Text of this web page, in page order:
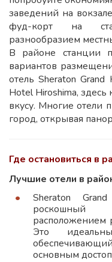
заведений на
фуд-корт на
разнообразием
В районе станции
вариантов
отель Sheraton
Hotel Hiroshima,
вкусу. Многие отели
город, открывая
Где остановиться в
Лучшие отели в
Sheraton
роскошный
расположением
Это
основным